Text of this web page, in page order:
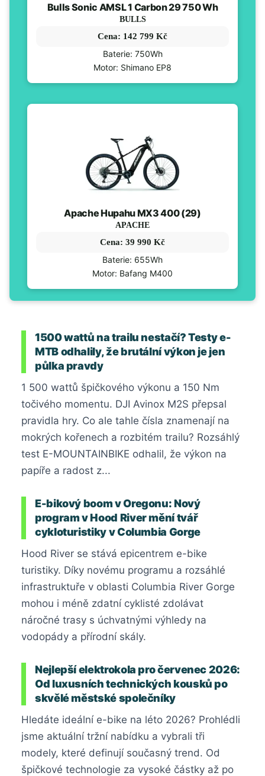
Bulls Sonic AMSL 1 Carbon 29 750 Wh
BULLS
Cena: 142 799 Kč
Baterie: 750Wh
Motor: Shimano EP8
Apache Hupahu MX3 400 (29)
APACHE
Cena: 39 990 Kč
Baterie: 655Wh
Motor: Bafang M400
1500 wattů na trailu nestačí? Testy e-
MTB odhalily, že brutální výkon je jen
půlka pravdy
1 500 wattů špičkového výkonu a 150 Nm
točivého momentu. DJI Avinox M2S přepsal
pravidla hry. Co ale tahle čísla znamenají na
mokrých kořenech a rozbitém trailu? Rozsáhlý
test E-MOUNTAINBIKE odhalil, že výkon na
papíře a radost z...
E-bikový boom v Oregonu: Nový
program v Hood River mění tvář
cykloturistiky v Columbia Gorge
Hood River se stává epicentrem e-bike
turistiky. Díky novému programu a rozsáhlé
infrastruktuře v oblasti Columbia River Gorge
mohou i méně zdatní cyklisté zdolávat
náročné trasy s úchvatnými výhledy na
vodopády a přírodní skály.
Nejlepší elektrokola pro červenec 2026:
Od luxusních technických kousků po
skvělé městské společníky
Hledáte ideální e-bike na léto 2026? Prohlédli
jsme aktuální tržní nabídku a vybrali tři
modely, které definují současný trend. Od
špičkové technologie za vysoké částky až po